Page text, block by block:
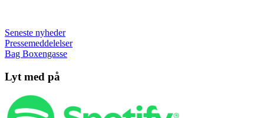
Seneste nyheder
Pressemeddelelser
Bag Boxengasse
Lyt med på